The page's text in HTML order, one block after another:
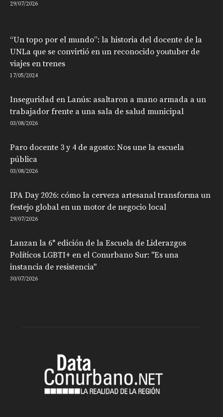
29/07/2026
“Un topo por el mundo”: la historia del docente de la
UNLa que se convirtió en un reconocido youtuber de
viajes en trenes
17/05/2024
Inseguridad en Lanús: asaltaron a mano armada a un
trabajador frente a una sala de salud municipal
03/08/2026
Paro docente 3 y 4 de agosto: Nos une la escuela
pública
03/08/2026
IPA Day 2026: cómo la cerveza artesanal transforma un
festejo global en un motor de negocio local
29/07/2026
Lanzan la 6° edición de la Escuela de Liderazgos
Políticos LGBTI+ en el Conurbano Sur: "Es una
instancia de resistencia"
30/07/2026